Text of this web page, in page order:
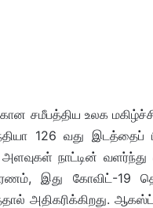
சமீபத்திய உலக
126 வது இடத்தைப்
நாட்டின்
இது கோவிட்-19
அதிகரிக்கிறது.